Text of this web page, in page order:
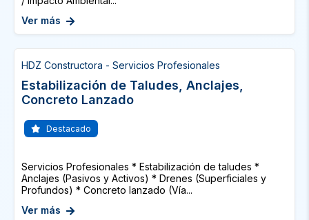
Ver más
HDZ Constructora - Servicios Profesionales
Estabilización de Taludes, Anclajes,
Concreto Lanzado
Destacado
Servicios Profesionales * Estabilización de taludes *
Anclajes (Pasivos y Activos) * Drenes (Superficiales y
Profundos) * Concreto lanzado (Vía...
Ver más